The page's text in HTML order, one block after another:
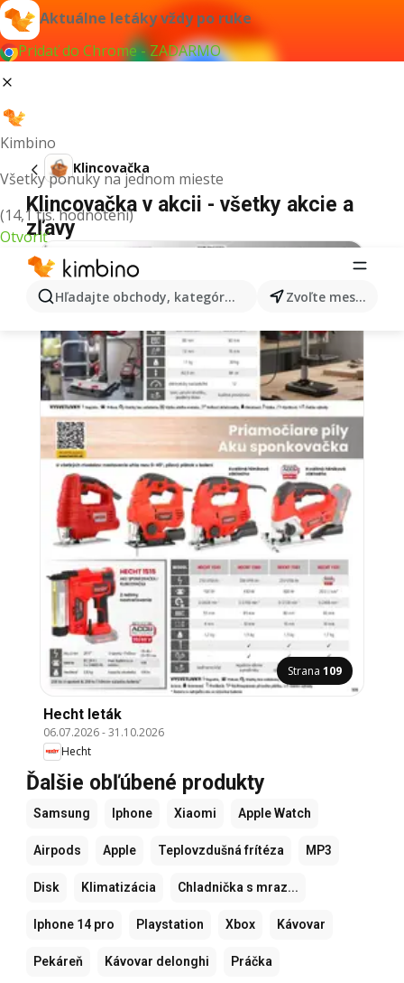
Aktuálne letáky vždy po ruke
Pridať do Chrome - ZADARMO
Kimbino
Všetky ponuky na jednom mieste
(14,1 tis. hodnotení)
Otvoriť
Hľadajte obchody, kategórie, produkty... Zvoľte mesto
Klincovačka
Klincovačka v akcii - všetky akcie a
zľavy
Strana 109
Hecht leták
06.07.2026-31.10.2026
Hecht
Ďalšie obľúbené produkty
Samsung Iphone Xiaomi Apple Watch
Airpods Apple Teplovzdušná frítéza MP3
Disk Klimatizácia Chladnička s mraz...
Iphone 14 pro Playstation Xbox Kávovar
Pekáreň Kávovar delonghi Práčka